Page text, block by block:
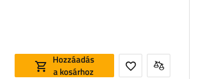
Hozzáadás
a kosárhoz